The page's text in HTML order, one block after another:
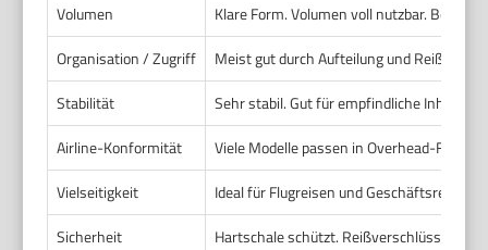
Volumen
Klare Form. Volumen voll nutzbar.
Organisation / Zugriff
Meist gut durch Aufteilung und
Stabilität
Sehr stabil. Gut für empfindliche Inhalte.
Airline-Konformität
Viele Modelle passen in Overhead-
Vielseitigkeit
Ideal für Flugreisen und Geschäftsreisen.
Sicherheit
Hartschale schützt. Reißverschlüsse